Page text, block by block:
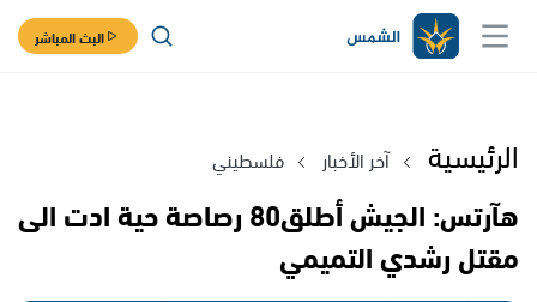
البث المباشر
الرئيسية آخر الأخبار فلسطيني
هآرتس: الجيش أطلق80 رصاصة حية ادت الى
مقتل رشدي التميمي